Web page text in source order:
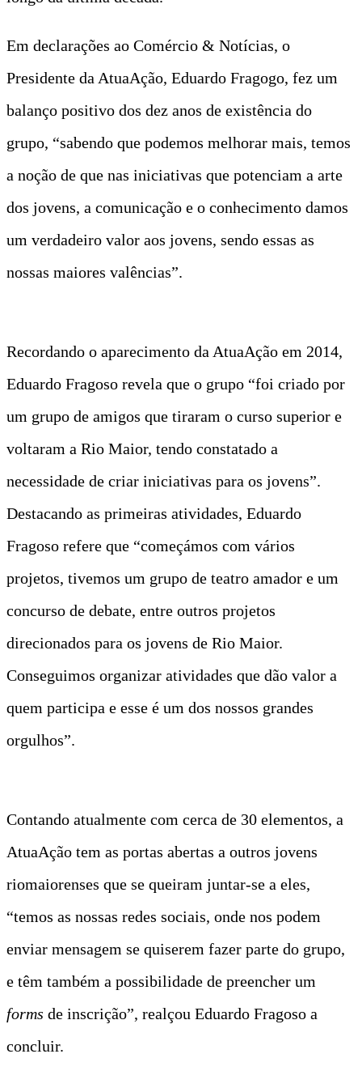
Em declarações ao Comércio & Notícias, o
Presidente da AtuaAção, Eduardo Fragogo, fez um
balanço positivo dos dez anos de existência do
grupo, “sabendo que podemos melhorar mais, temos
a noção de que nas iniciativas que potenciam a arte
dos jovens, a comunicação e o conhecimento damos
um verdadeiro valor aos jovens, sendo essas as
nossas maiores valências”.
Recordando o aparecimento da AtuaAção em 2014,
Eduardo Fragoso revela que o grupo “foi criado por
um grupo de amigos que tiraram o curso superior e
voltaram a Rio Maior, tendo constatado a
necessidade de criar iniciativas para os jovens”.
Destacando as primeiras atividades, Eduardo
Fragoso refere que “começámos com vários
projetos, tivemos um grupo de teatro amador e um
concurso de debate, entre outros projetos
direcionados para os jovens de Rio Maior.
Conseguimos organizar atividades que dão valor a
quem participa e esse é um dos nossos grandes
orgulhos”.
Contando atualmente com cerca de 30 elementos, a
AtuaAção tem as portas abertas a outros jovens
riomaiorenses que se queiram juntar-se a eles,
“temos as nossas redes sociais, onde nos podem
enviar mensagem se quiserem fazer parte do grupo,
e têm também a possibilidade de preencher um
forms de inscrição”, realçou Eduardo Fragoso a
concluir.